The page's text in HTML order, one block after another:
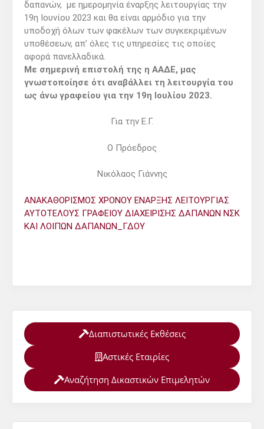
δαπανών, με ημερομηνία έναρξης λειτουργίας την
19η Ιουνίου 2023 και θα είναι αρμόδιο για την
υποδοχή όλων των φακέλων των συγκεκριμένων
υποθέσεων, απ’ όλες τις υπηρεσίες τις οποίες
αφορά πανελλαδικά.
Με σημερινή επιστολή της η ΑΑΔΕ, μας
γνωστοποίησε ότι αναβάλλει τη λειτουργία του
ως άνω γραφείου για την 19η Ιουλίου 2023.
Για την Ε.Γ.
Ο Πρόεδρος
Νικόλαος Γιάννης
ΑΝΑΚΑΘΟΡΙΣΜΟΣ ΧΡΟΝΟΥ ΕΝΑΡΞΗΣ ΛΕΙΤΟΥΡΓΙΑΣ
ΑΥΤΟΤΕΛΟΥΣ ΓΡΑΦΕΙΟΥ ΔΙΑΧΕΙΡΙΣΗΣ ΔΑΠΑΝΩΝ ΝΣΚ
ΚΑΙ ΛΟΙΠΩΝ ΔΑΠΑΝΩΝ_ΓΔΟΥ
Διαπιστωτικές Εκθέσεις
Αστικές Εταιρίες
Αναζήτηση Δικαστικών Επιμελητών